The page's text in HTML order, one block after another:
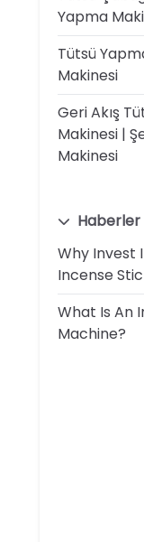
Yapma
Tütsü
Makinesi
Geri Akış
Makinesi |
Makinesi
Haberler
Why Invest
Incense
What Is An
Machine?